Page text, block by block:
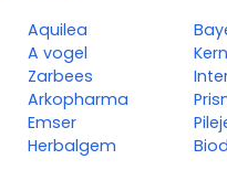
Aquilea
A vogel
Zarbees
Arkopharma
Emser
Herbalgem